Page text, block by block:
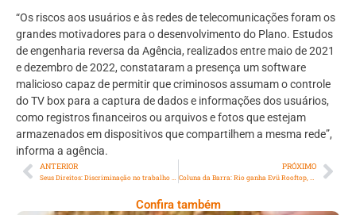
“Os riscos aos usuários e às redes de telecomunicações foram os
grandes motivadores para o desenvolvimento do Plano. Estudos
de engenharia reversa da Agência, realizados entre maio de 2021
e dezembro de 2022, constataram a presença um software
malicioso capaz de permitir que criminosos assumam o controle
do TV box para a captura de dados e informações dos usuários,
como registros financeiros ou arquivos e fotos que estejam
armazenados em dispositivos que compartilhem a mesma rede”,
informa a agência.
ANTERIOR PRÓXIMO
Confira também